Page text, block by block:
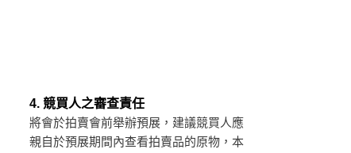
4. 競買人之審查責任
將會於拍賣會前舉辦預展，建議競買人應
親自於預展期間內查看拍賣品的原物，本